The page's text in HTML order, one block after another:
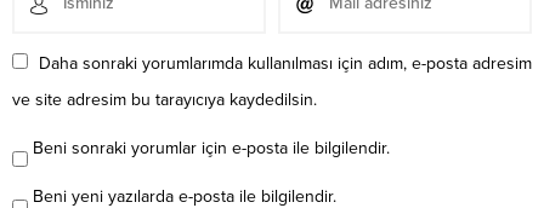
Daha sonraki yorumlarımda kullanılması için adım, e-posta adresim
ve site adresim bu tarayıcıya kaydedilsin.
Beni sonraki yorumlar için e-posta ile bilgilendir.
Beni yeni yazılarda e-posta ile bilgilendir.